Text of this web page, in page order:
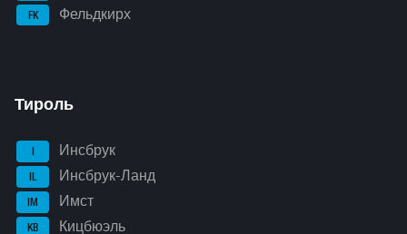
FK Фельдкирх
Тироль
I Инсбрук
IL Инсбрук-Ланд
IM Имст
KB Кицбюэль